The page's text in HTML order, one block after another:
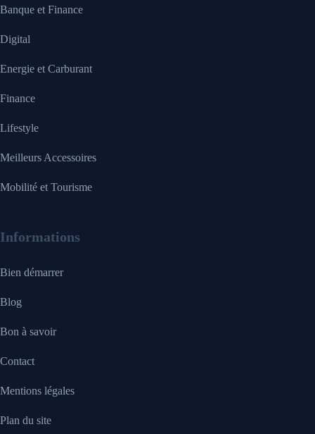
Banque et Finance
Digital
Energie et Carburant
Finance
Lifestyle
Meilleurs Accessoires
Mobilité et Tourisme
Informations
Bien démarrer
Blog
Bon à savoir
Contact
Mentions légales
Plan du site